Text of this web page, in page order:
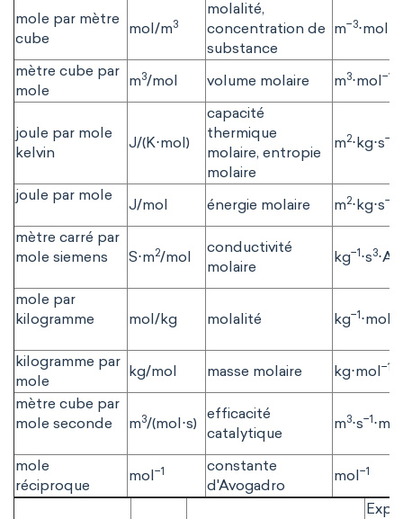
mole par mètre
cube
mol/m3
molalité,
concentration de
substance
m−3⋅mol
mètre cube par
mole
m3/mol volume molaire m3⋅mol−1
joule par mole
kelvin
J/(K⋅mol)
capacité
thermique
molaire, entropie
molaire
m2⋅kg⋅s−2
joule par mole
J/mol énergie molaire m2⋅kg⋅s−2
mètre carré par
mole siemens
S⋅m2/mol
conductivité
molaire
kg−1 ⋅s3⋅A
mole par
kilogramme
mol/kg molalité kg−1 ⋅mol
kilogramme par
mole
kg/mol masse molaire kg⋅mol−1
mètre cube par
mole seconde
m3/(mol⋅s)
efficacité
catalytique
m3⋅s−1 ⋅mol
mole
réciproque
mol−1
constante
d'Avogadro
mol−1